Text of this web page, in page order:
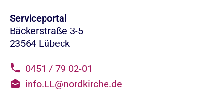
Serviceportal
Bäckerstraße 3-5
23564 Lübeck
0451 / 79 02-01
info.LL@nordkirche.de